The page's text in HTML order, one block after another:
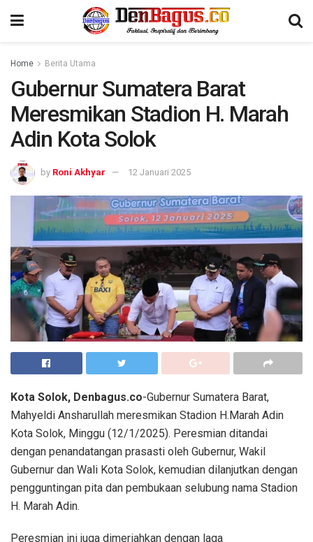
Home Berita Utama
Gubernur Sumatera Barat
Meresmikan Stadion H. Marah
Adin Kota Solok
by Roni Akhyar 12 Januari 2025
Kota Solok, Denbagus.co-Gubernur Sumatera Barat,
Mahyeldi Ansharullah meresmikan Stadion H.Marah Adin
Kota Solok, Minggu (12/1/2025). Peresmian ditandai
dengan penandatangan prasasti oleh Gubernur, Wakil
Gubernur dan Wali Kota Solok, kemudian dilanjutkan dengan
pengguntingan pita dan pembukaan selubung nama Stadion
H. Marah Adin.
Peresmian ini juga dimeriahkan dengan laga